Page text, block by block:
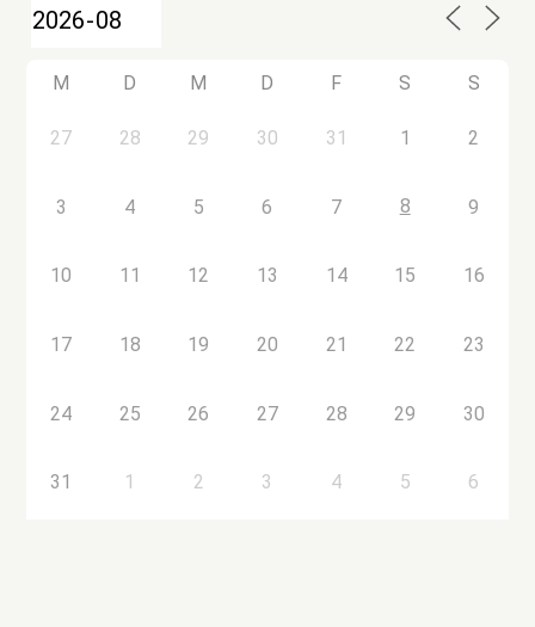
M D M D F S S
27 28 29 30 31 1 2
3 4 5 6 7 8 9
10 11 12 13 14 15 16
17 18 19 20 21 22 23
24 25 26 27 28 29 30
31 1 2 3 4 5 6